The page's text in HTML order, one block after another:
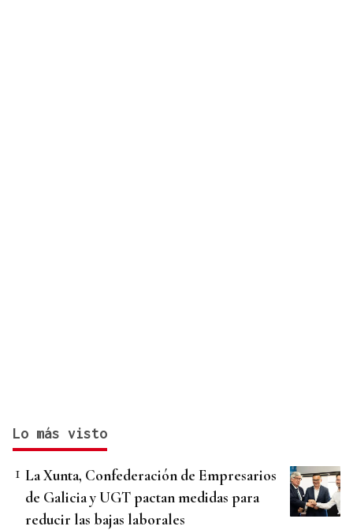
Lo más visto
La Xunta, Confederación de Empresarios
de Galicia y UGT pactan medidas para
reducir las bajas laborales